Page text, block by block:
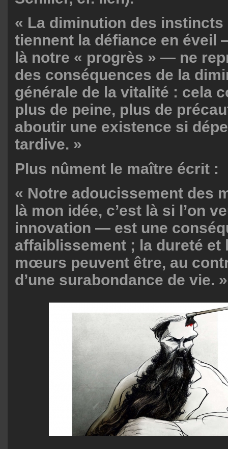
« La diminution des
tiennent la défiance en éveil
là notre « progrès » — ne
des conséquences de la
générale de la vitalité : cela
plus de peine, plus de
aboutir une existence si
tardive. »
Plus nûment le maître écrit :
« Notre adoucissement des
là mon idée, c’est là si l’on
innovation — est une
affaiblissement ; la dureté et
mœurs peuvent être, au
d’une surabondance de vie. »